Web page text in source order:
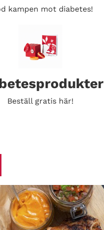
kampen mot diabetes!
Beställ gratis här!